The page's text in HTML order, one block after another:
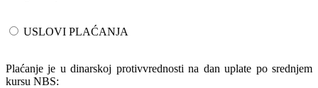
USLOVI PLAĆANJA
Plaćanje je u dinarskoj protivvrednosti na dan uplate po srednjem
kursu NBS: